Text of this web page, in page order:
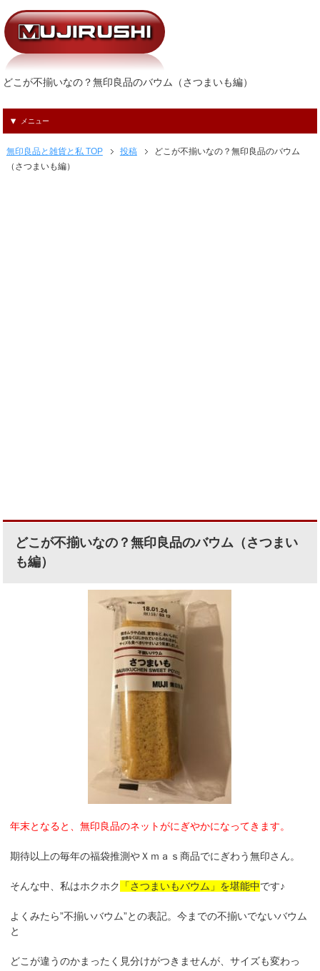
どこが不揃いなの？無印良品のバウム（さつまいも編）
メニュー
無印良品と雑貨と私 TOP 投稿
どこが不揃いなの？無印良品のバウム
（さつまいも編）
どこが不揃いなの？無印良品のバウム（さつまい
も編）
年末となると、無印良品のネットがにぎやかになってきます。
期待以上の毎年の福袋推測やＸｍａｓ商品でにぎわう無印さん。
そんな中、私はホクホク 「さつまいもバウム」を堪能中です♪
よくみたら”不揃いバウム”との表記。今までの不揃いでないバウム
と
どこが違うのかまったく見分けがつきませんが、サイズも変わっ